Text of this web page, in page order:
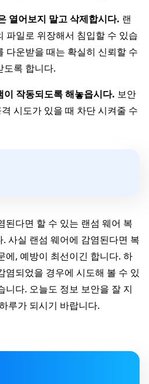
열어보지 말고 삭제합시다. 랜
파일로 위장해서 침입할 수 있습
다운받을 때는 확실히 신뢰할 수
도록 합니다.
이 작동되도록 해놓읍시다. 보안
시도가 있을 때 차단 시켜줄 수
된다면 할 수 있는 랜섬 웨어 복
사실 랜섬 웨어에 감염된다면 복
에, 예방이 최선이긴 합니다. 하
염되었을 경우에 시도해 볼 수 있
니다. 오늘도 정보 보안을 잘 지
루가 되시기 바랍니다.